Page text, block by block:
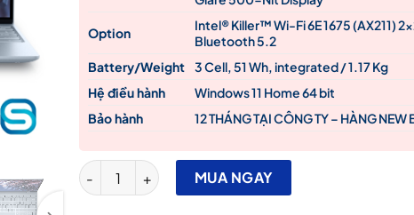
Option
Intel® Killer™ Wi-Fi 6E 1675 (AX211)
Bluetooth 5.2
Battery/Weight
3 Cell, 51 Wh, integrated / 1.17 Kg
Hệ điều hành
Windows 11 Home 64 bit
Bảo hành
12 THÁNG TẠI CÔNG TY – HÀNG NEW
Dell XPS 13 9315 i7-1250U/ RAM 16GB/ SSD 512GB/
MUA NGAY